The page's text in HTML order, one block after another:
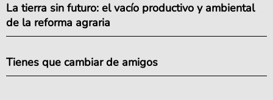
La tierra sin futuro: el vacío productivo y ambiental
de la reforma agraria
Tienes que cambiar de amigos